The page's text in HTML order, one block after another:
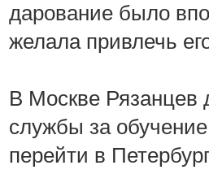
дарование было
желала привлечь
В Москве Рязанцев
службы за
перейти в